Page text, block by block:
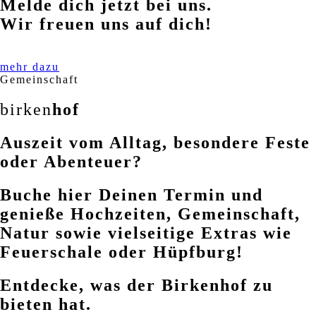
Melde dich jetzt bei uns.
Wir freuen uns auf dich!
mehr dazu
Gemeinschaft
birkenhof
Auszeit vom Alltag, besondere Feste
oder Abenteuer?
Buche hier Deinen Termin und
genieße Hochzeiten, Gemeinschaft,
Natur sowie vielseitige Extras wie
Feuerschale oder Hüpfburg!
Entdecke, was der Birkenhof zu
bieten hat.